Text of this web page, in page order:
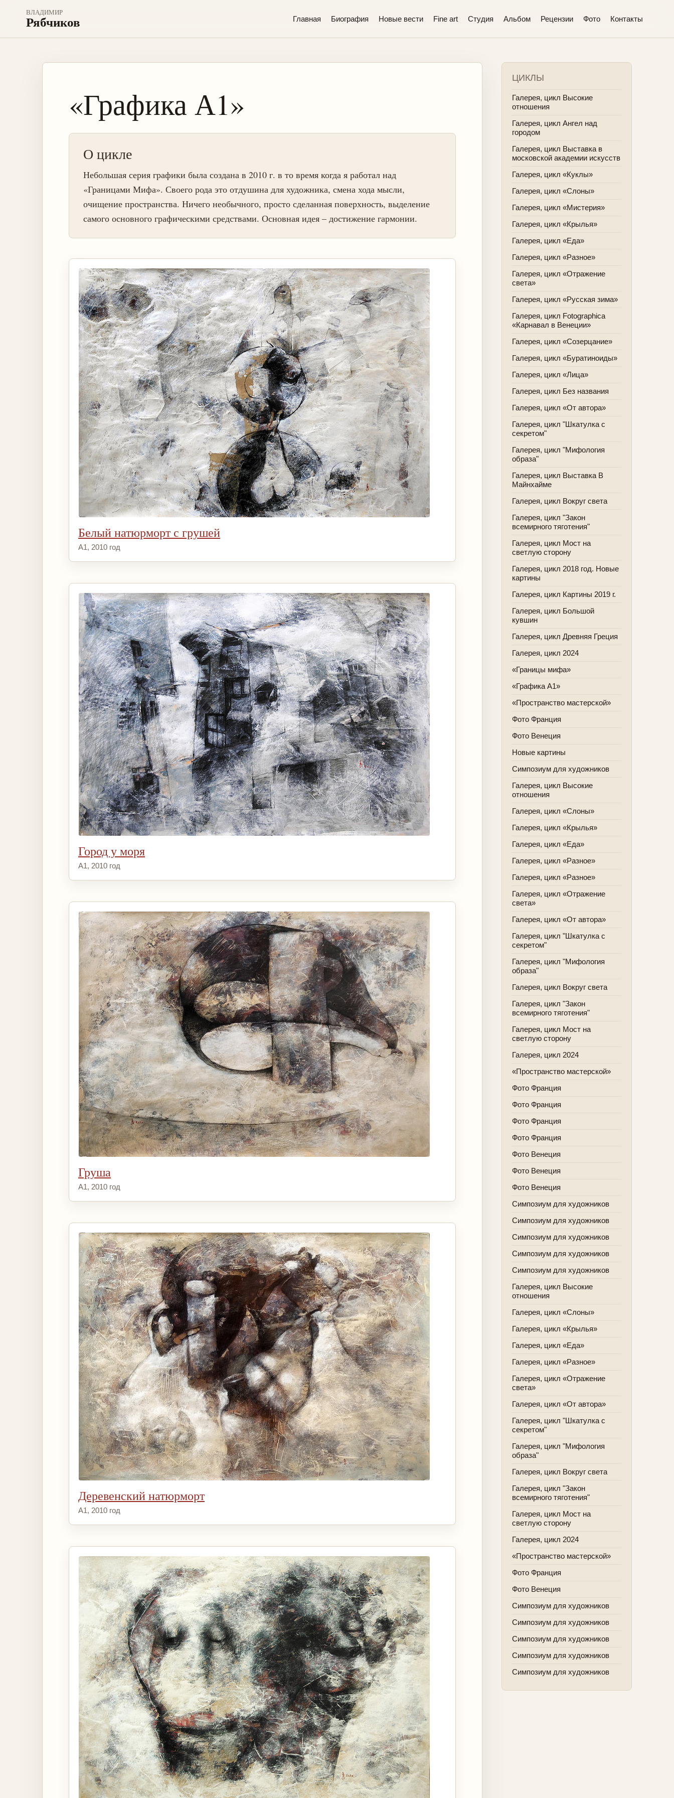
ВЛАДИМИР
Рябчиков Главная Биография Новые вести Fine art Студия Альбом Рецензии Фото Контакты
«Графика А1»
О цикле
Небольшая серия графики была создана в 2010 г. в то время когда я работал над
«Границами Мифа». Своего рода это отдушина для художника, смена хода мысли,
очищение пространства. Ничего необычного, просто сделанная поверхность, выделение
самого основного графическими средствами. Основная идея – достижение гармонии.
Белый натюрморт с грушей
А1, 2010 год
Город у моря
А1, 2010 год
Груша
А1, 2010 год
Деревенский натюрморт
А1, 2010 год
ЦИКЛЫ
Галерея, цикл Высокие
отношения
Галерея, цикл Ангел над
городом
Галерея, цикл Выставка в
московской академии искусств
Галерея, цикл «Куклы»
Галерея, цикл «Слоны»
Галерея, цикл «Мистерия»
Галерея, цикл «Крылья»
Галерея, цикл «Еда»
Галерея, цикл «Разное»
Галерея, цикл «Отражение
света»
Галерея, цикл «Русская зима»
Галерея, цикл Fotographica
«Карнавал в Венеции»
Галерея, цикл «Созерцание»
Галерея, цикл «Буратиноиды»
Галерея, цикл «Лица»
Галерея, цикл Без названия
Галерея, цикл «От автора»
Галерея, цикл "Шкатулка с
секретом"
Галерея, цикл "Мифология
образа"
Галерея, цикл Выставка В
Майнхайме
Галерея, цикл Вокруг света
Галерея, цикл "Закон
всемирного тяготения"
Галерея, цикл Мост на
светлую сторону
Галерея, цикл 2018 год. Новые
картины
Галерея, цикл Картины 2019 г.
Галерея, цикл Большой
кувшин
Галерея, цикл Древняя Греция
Галерея, цикл 2024
«Границы мифа»
«Графика А1»
«Пространство мастерской»
Фото Франция
Фото Венеция
Новые картины
Симпозиум для художников
Галерея, цикл Высокие
отношения
Галерея, цикл «Слоны»
Галерея, цикл «Крылья»
Галерея, цикл «Еда»
Галерея, цикл «Разное»
Галерея, цикл «Разное»
Галерея, цикл «Отражение
света»
Галерея, цикл «От автора»
Галерея, цикл "Шкатулка с
секретом"
Галерея, цикл "Мифология
образа"
Галерея, цикл Вокруг света
Галерея, цикл "Закон
всемирного тяготения"
Галерея, цикл Мост на
светлую сторону
Галерея, цикл 2024
«Пространство мастерской»
Фото Франция
Фото Франция
Фото Франция
Фото Франция
Фото Венеция
Фото Венеция
Фото Венеция
Симпозиум для художников
Симпозиум для художников
Симпозиум для художников
Симпозиум для художников
Симпозиум для художников
Галерея, цикл Высокие
отношения
Галерея, цикл «Слоны»
Галерея, цикл «Крылья»
Галерея, цикл «Еда»
Галерея, цикл «Разное»
Галерея, цикл «Отражение
света»
Галерея, цикл «От автора»
Галерея, цикл "Шкатулка с
секретом"
Галерея, цикл "Мифология
образа"
Галерея, цикл Вокруг света
Галерея, цикл "Закон
всемирного тяготения"
Галерея, цикл Мост на
светлую сторону
Галерея, цикл 2024
«Пространство мастерской»
Фото Франция
Фото Венеция
Симпозиум для художников
Симпозиум для художников
Симпозиум для художников
Симпозиум для художников
Симпозиум для художников